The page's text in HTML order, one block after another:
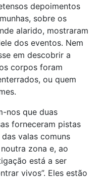
depoimentos
sobre os
alarido, mostraram
dos eventos. Nem
em descobrir a
corpos foram
ou quem
nos que duas
forneceram pistas
valas comuns
zona e, ao
está a ser
vivos”. Eles estão